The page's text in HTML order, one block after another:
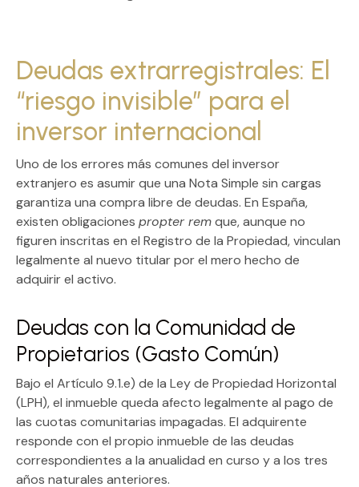
Deudas extrarregistrales: El
“riesgo invisible” para el
inversor internacional
Uno de los errores más comunes del inversor
extranjero es asumir que una Nota Simple sin cargas
garantiza una compra libre de deudas. En España,
existen obligaciones propter remque, aunque no
figuren inscritas en el Registro de la Propiedad, vinculan
legalmente al nuevo titular por el mero hecho de
adquirir el activo.
Deudas con la Comunidad de
Propietarios (Gasto Común)
Bajo el Artículo 9.1.e) de la Ley de Propiedad Horizontal
(LPH), el inmueble queda afecto legalmente al pago de
las cuotas comunitarias impagadas. El adquirente
responde con el propio inmueble de las deudas
correspondientes a la anualidad en curso y a los tres
años naturales anteriores.